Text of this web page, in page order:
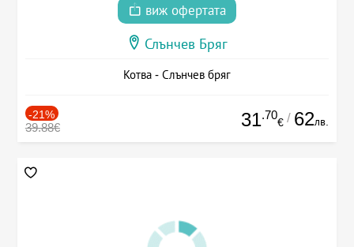
виж офертата
Слънчев Бряг
Котва - Слънчев бряг
-21%
39.88€ 31.70
€ / 62лв.